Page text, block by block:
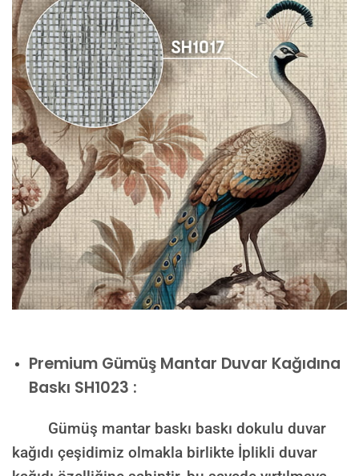
Premium Gümüş Mantar Duvar Kağıdına
Baskı SH1023 :
Gümüş mantar baskı baskı dokulu duvar
kağıdı çeşidimiz olmakla birlikte İplikli duvar